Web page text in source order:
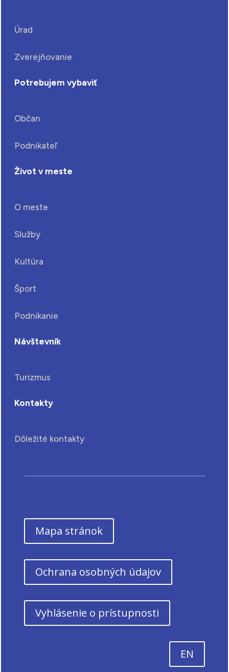
Úrad
Zverejňovanie
Potrebujem vybaviť
Občan
Podnikateľ
Život v meste
O meste
Služby
Kultúra
Šport
Podnikanie
Návštevník
Turizmus
Kontakty
Dôležité kontakty
Mapa stránok
Ochrana osobných údajov
Vyhlásenie o prístupnosti
EN